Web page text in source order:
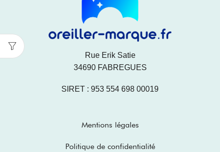
Rue Erik Satie
34690 FABREGUES
SIRET : 953 554 698 00019
Mentions légales
Politique de confidentialité